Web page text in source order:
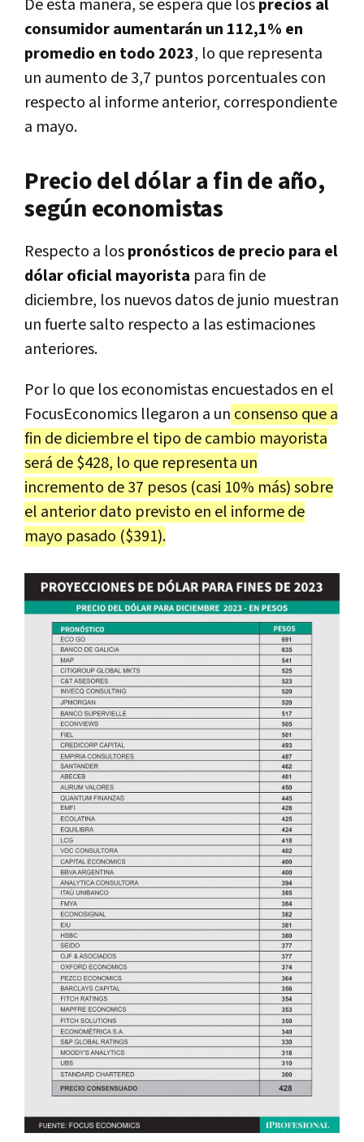
De esta manera, se espera que losprecios al
consumidor aumentarán un 112,1% en
promedio en todo 2023, lo que representa
un aumento de 3,7 puntos porcentuales con
respecto al informe anterior, correspondiente
a mayo.
Precio del dólar a fin de año,
según economistas
Respecto a lospronósticos de precio para el
dólar oficial mayorista para fin de
diciembre, los nuevos datos de junio muestran
un fuerte salto respecto a las estimaciones
anteriores.
Por lo que los economistas encuestados en el
FocusEconomics llegaron a un consenso que a
fin de diciembre el tipo de cambio mayorista
será de $428, lo que representa un
incremento de 37 pesos (casi 10% más) sobre
el anterior dato previsto en el informe de
mayo pasado ($391).